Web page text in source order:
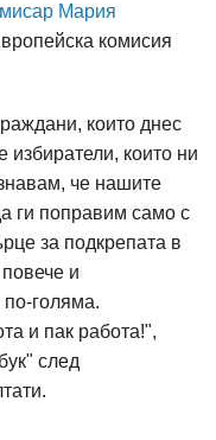
Мария
комисия
които днес
избиратели, които ни
че нашите
ги поправим само с
за подкрепата в
и
голяма.
и пак работа!",
след